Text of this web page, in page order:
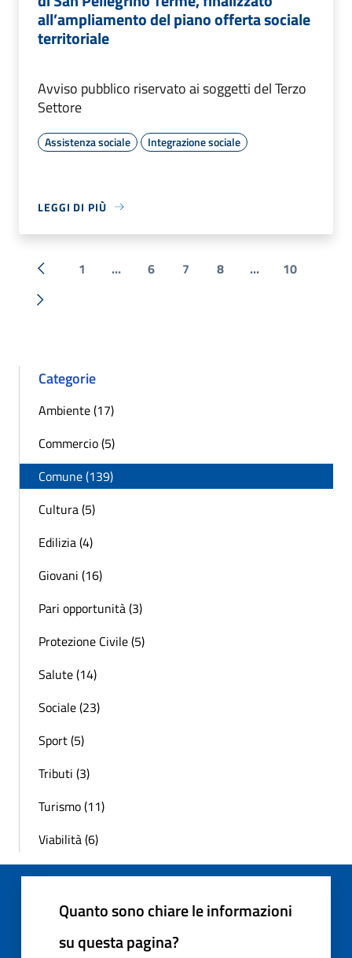
all’ampliamento del piano offerta sociale
territoriale
Avviso pubblico riservato ai soggetti del Terzo
Settore
Assistenza sociale Integrazione sociale
LEGGI DI PIÙ
« Precedente
1 ... 6 7 8 ... 10
Successiva »
Categorie
Ambiente (17)
Commercio (5)
Comune (139)
Cultura (5)
Edilizia (4)
Giovani (16)
Pari opportunità (3)
Protezione Civile (5)
Salute (14)
Sociale (23)
Sport (5)
Tributi (3)
Turismo (11)
Viabilità (6)
Quanto sono chiare le informazioni
su questa pagina?